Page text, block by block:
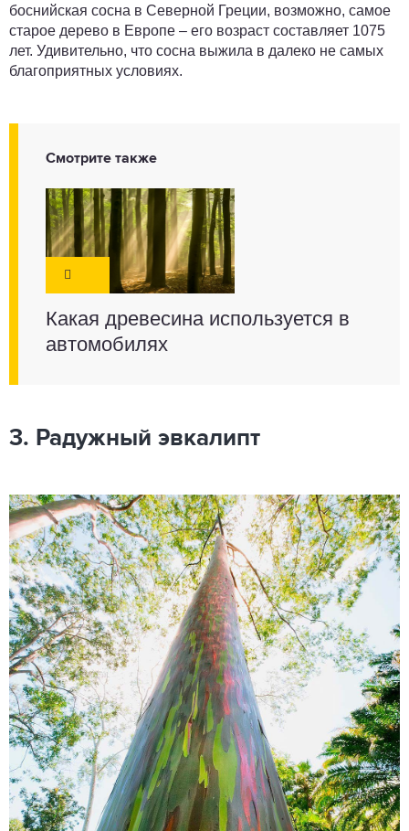
боснийская сосна в Северной Греции, возможно, самое
старое дерево в Европе – его возраст составляет 1075
лет. Удивительно, что сосна выжила в далеко не самых
благоприятных условиях.
Смотрите также
Какая древесина используется в
автомобилях
3. Радужный эвкалипт